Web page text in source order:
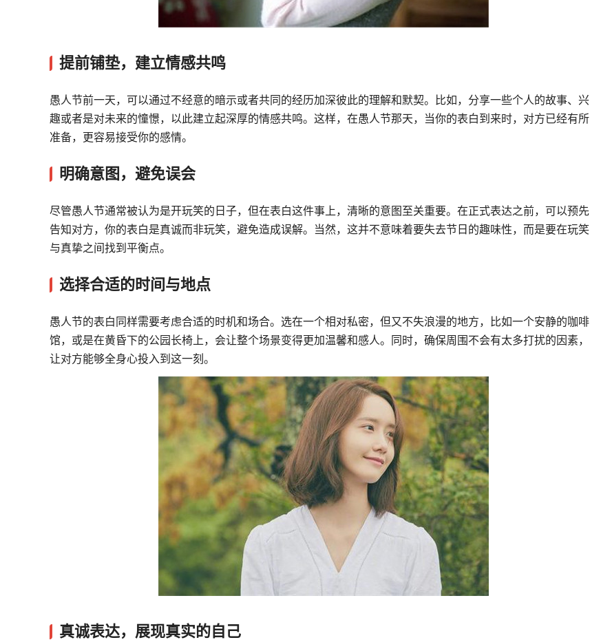
提前铺垫，建立情感共鸣
愚人节前一天，可以通过不经意的暗示或者共同的经历加深彼此的理解和默契。比如，分享一些个人的故事、兴
趣或者是对未来的憧憬，以此建立起深厚的情感共鸣。这样，在愚人节那天，当你的表白到来时，对方已经有所
准备，更容易接受你的感情。
明确意图，避免误会
尽管愚人节通常被认为是开玩笑的日子，但在表白这件事上，清晰的意图至关重要。在正式表达之前，可以预先
告知对方，你的表白是真诚而非玩笑，避免造成误解。当然，这并不意味着要失去节日的趣味性，而是要在玩笑
与真挚之间找到平衡点。
选择合适的时间与地点
愚人节的表白同样需要考虑合适的时机和场合。选在一个相对私密，但又不失浪漫的地方，比如一个安静的咖啡
馆，或是在黄昏下的公园长椅上，会让整个场景变得更加温馨和感人。同时，确保周围不会有太多打扰的因素，
让对方能够全身心投入到这一刻。
真诚表达，展现真实的自己